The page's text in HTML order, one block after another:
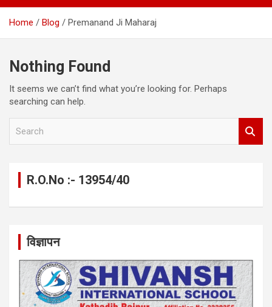
Home Blog Premanand Ji Maharaj
Nothing Found
It seems we can’t find what you’re looking for. Perhaps
searching can help.
R.O.No :- 13954/40
विज्ञापन